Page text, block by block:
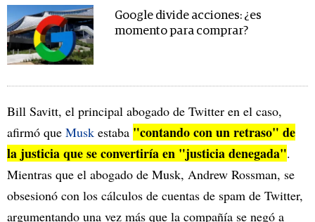
Google divide acciones: ¿es
momento para comprar?
Bill Savitt, el principal abogado de Twitter en el caso,
afirmó que Musk estaba "contando con un retraso" de
la justicia que se convertiría en "justicia denegada".
Mientras que el abogado de Musk, Andrew Rossman, se
obsesionó con los cálculos de cuentas de spam de Twitter,
argumentando una vez más que la compañía se negó a